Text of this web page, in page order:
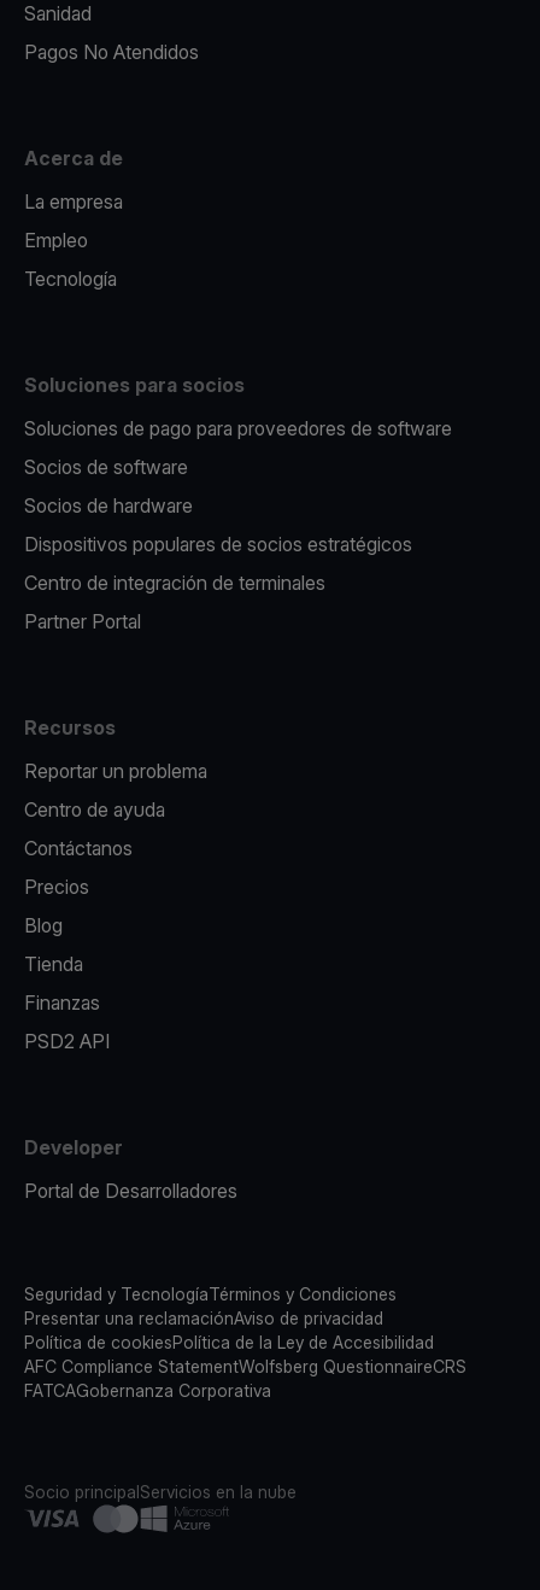
Sanidad
Pagos No Atendidos
Acerca de
La empresa
Empleo
Tecnología
Soluciones para socios
Soluciones de pago para proveedores de software
Socios de software
Socios de hardware
Dispositivos populares de socios estratégicos
Centro de integración de terminales
Partner Portal
Recursos
Reportar un problema
Centro de ayuda
Contáctanos
Precios
Blog
Tienda
Finanzas
PSD2 API
Developer
Portal de Desarrolladores
Seguridad y TecnologíaTérminos y Condiciones
Presentar una reclamaciónAviso de privacidad
Política de cookiesPolítica de la Ley de Accesibilidad
AFC Compliance StatementWolfsberg QuestionnaireCRS
FATCAGobernanza Corporativa
Socio principalServicios en la nube